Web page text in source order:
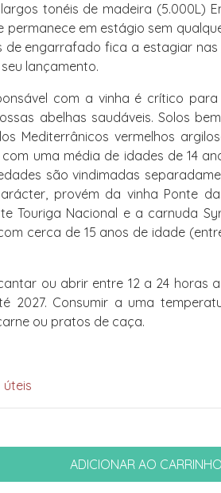
tonéis de madeira (5.000L)
permanece em estágio sem
de engarrafado fica a estagiar nas
lançamento.
com a vinha é crítico
abelhas saudáveis. Solos
Mediterrânicos vermelhos
uma média de idades de 14
são vindimadas
provém da vinha Ponte
Touriga Nacional e a carnuda
cerca de 15 anos de idade
ou abrir entre 12 a 24 horas
2027. Consumir a uma
ou pratos de caça.
úteis